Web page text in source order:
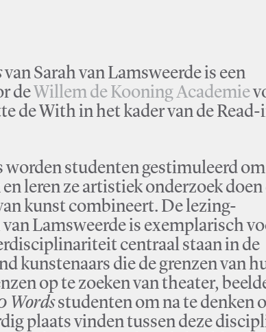
van Sarah van Lamsweerde is een
deWillem de Kooning Academie
de With in het kader van de Read-
studenten gestimuleerd
leren ze artistiek onderzoek doen
kunst combineert. De lezing-
Lamsweerde is exemplarisch
centraal staan in de
kunstenaars die de grenzen van
op te zoeken van theater,
Wordsstudenten om na te denken
plaats vinden tussen deze